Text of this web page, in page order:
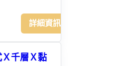
詳細資訊
千層Ｘ黏